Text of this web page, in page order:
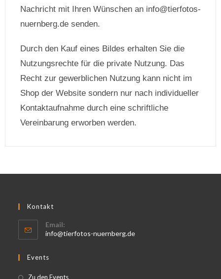
Nachricht mit Ihren Wünschen an info@tierfotos-
nuernberg.de senden.
Durch den Kauf eines Bildes erhalten Sie die
Nutzungsrechte für die private Nutzung. Das
Recht zur gewerblichen Nutzung kann nicht im
Shop der Website sondern nur nach individueller
Kontaktaufnahme durch eine schriftliche
Vereinbarung erworben werden.
Kontakt
Email:
info@tierfotos-nuernberg.de
Events
Zu den Events